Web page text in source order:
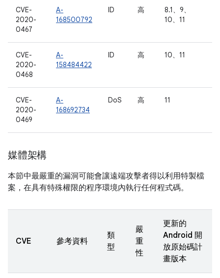
CVE-
2020-
0467
A-
168500792
ID 高
8.1、9、
10、11
CVE-
2020-
0468
A-
158484422
ID 高 10、11
CVE-
2020-
0469
A-
168692734
DoS 高 11
媒體架構
本節中最嚴重的漏洞可能會讓遠端攻擊者得以利用特製檔
案，在具有特殊權限的程序環境內執行任何程式碼。
CVE 參考資料
類
型
嚴
重
性
更新的
Android 開
放原始碼計
畫版本